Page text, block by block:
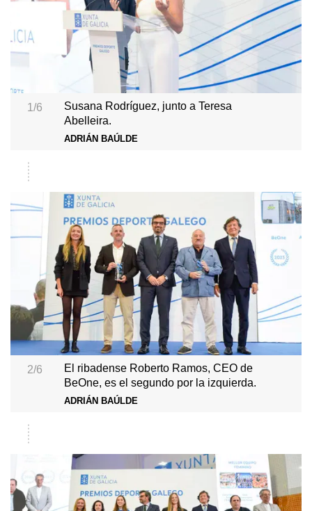
1/6
Susana Rodríguez, junto a Teresa
Abelleira.
ADRIÁN BAÚLDE
2/6
El ribadense Roberto Ramos, CEO de
BeOne, es el segundo por la izquierda.
ADRIÁN BAÚLDE